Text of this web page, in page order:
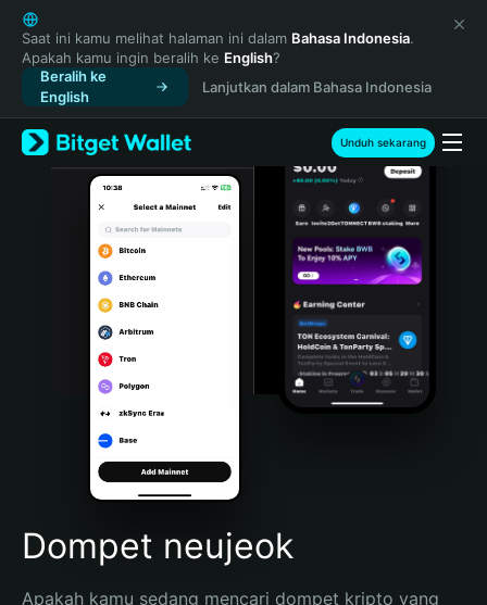
English
日本語
Tiếng Việt
Русский
Español (Latinoamérica)
Türkçe
Italiano
Português (Portugal)
Bahasa Indonesia
Português (Brasil)
Español (Argentina)
Saat ini kamu melihat halaman ini dalam Bahasa Indonesia.
Apakah kamu ingin beralih ke English?
Beralih ke
English
Lanjutkan dalam Bahasa Indonesia
Unduh sekarang
Dompet neujeok
Apakah kamu sedang mencari dompet kripto yang